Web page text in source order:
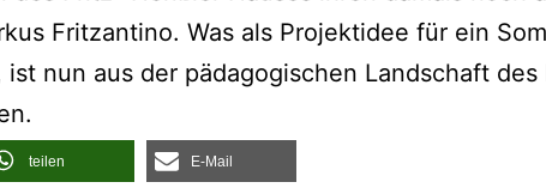
Fritz­an­ti­no. Was als Pro­jekt­idee für ein
ist nun aus der päd­ago­gi­schen Land­schaft
tei­len E‑Mail